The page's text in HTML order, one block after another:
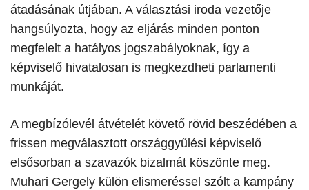
átadásának útjában. A választási iroda vezetője
hangsúlyozta, hogy az eljárás minden ponton
megfelelt a hatályos jogszabályoknak, így a
képviselő hivatalosan is megkezdheti parlamenti
munkáját.
​A megbízólevél átvételét követő rövid beszédében a
frissen megválasztott országgyűlési képviselő
elsősorban a szavazók bizalmát köszönte meg.
Muhari Gergely külön elismeréssel szólt a kampány